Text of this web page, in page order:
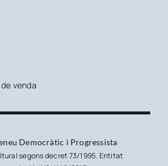
venda
Democràtic i Progressista
segons decret 73/1995. Entitat